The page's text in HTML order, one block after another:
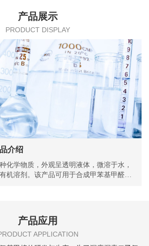
产品展示
PRODUCT DISPLAY
介绍
化学物质，外观呈透明液体，微溶于水，
机溶剂。该产品可用于合成甲苯基甲醛树
产品应用
APPLICATION